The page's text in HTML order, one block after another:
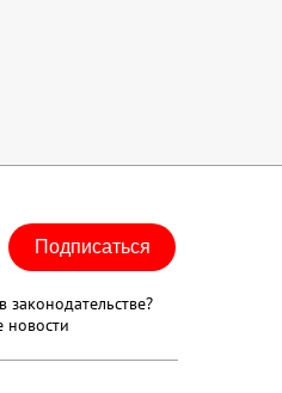
Подписаться
новости